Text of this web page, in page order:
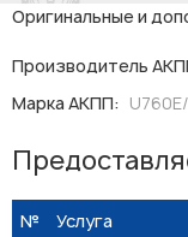
Оригинальные и
Производитель
Марка АКПП:
№ Услуга